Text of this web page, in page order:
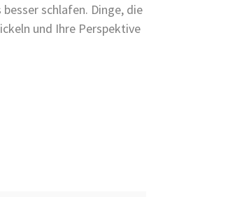
schlafen. Dinge, die
und Ihre Perspektive